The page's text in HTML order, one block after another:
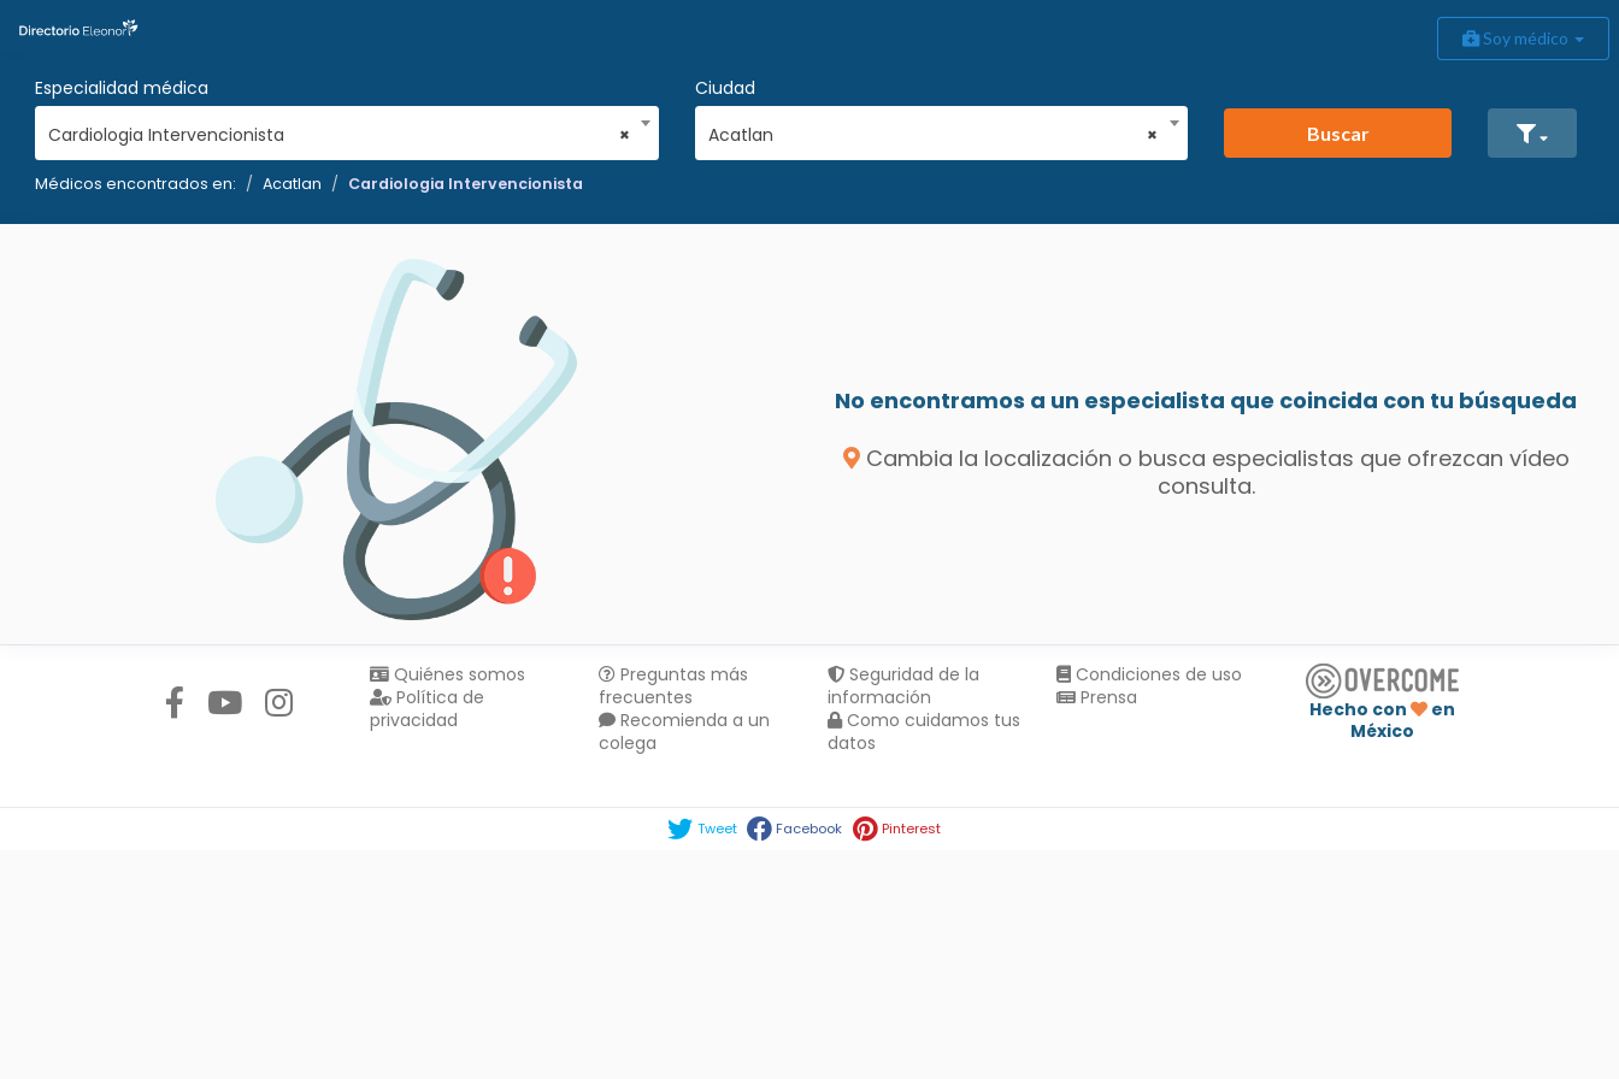
Soy médico
Especialidad médica
×
Cardiologia Intervencionista
Ciudad
×
Acatlan Buscar
Médicos encontrados en: Acatlan Cardiologia Intervencionista
No encontramos a un especialista que coincida con tu búsqueda
Cambia la localización o busca especialistas que ofrezcan vídeo
consulta.
Quiénes somos
Política de
privacidad
Preguntas más
frecuentes
Recomienda a un
colega
Seguridad de la
información
Como cuidamos tus
datos
Condiciones de uso
Prensa
Hecho con
en
México
Tweet Facebook Pinterest